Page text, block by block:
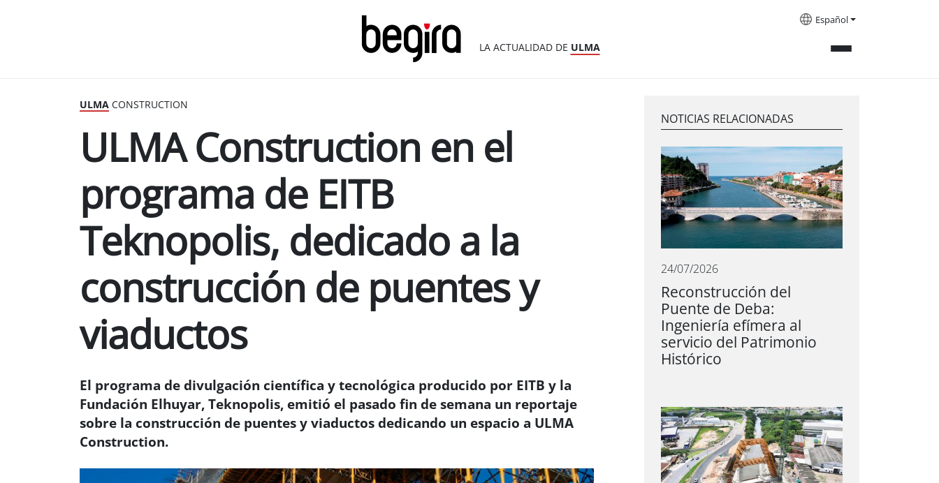
LA ACTUALIDAD DE ULMA
Español
ULMA CONSTRUCTION
ULMA Construction en el
programa de EITB
Teknopolis, dedicado a la
construcción de puentes y
viaductos
El programa de divulgación científica y tecnológica producido por EITB y la
Fundación Elhuyar, Teknopolis, emitió el pasado fin de semana un reportaje
sobre la construcción de puentes y viaductos dedicando un espacio a ULMA
Construction.
NOTICIAS RELACIONADAS
24/07/2026
Reconstrucción del
Puente de Deba:
Ingeniería efímera al
servicio del Patrimonio
Histórico